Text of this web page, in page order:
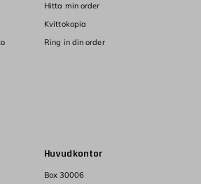
Huvudkontor
Box 30006
Hitta min order
Kvittokopia
Ring in din order